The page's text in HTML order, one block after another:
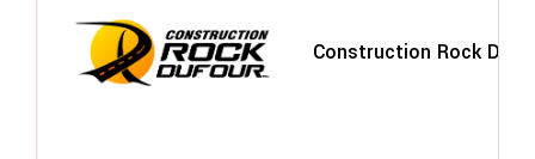
Construction Rock